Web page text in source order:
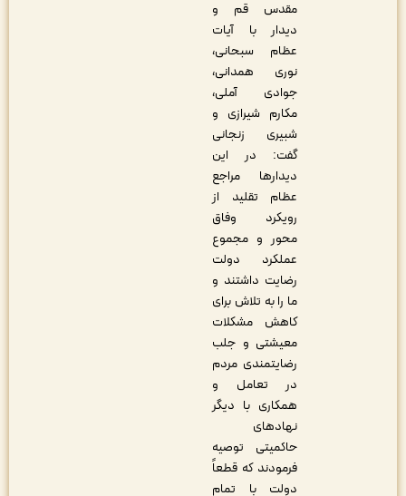
مقدس قم و
دیدار با آیات
عظام سبحانی،
نوری همدانی،
‌جوادی آملی،
مکارم شیرازی و
شبیری زنجانی
گفت‌:‌ در این
دیدار‌ها مراجع
عظام تقلید از
رویکرد وفاق
محور و مجموع
عملکرد دولت
رضایت داشتند و
ما را به تلاش برای
کاهش مشکلات
معیشتی و جلب
رضایتمندی مردم
در تعامل و
همکاری با دیگر
نهادهای
حاکمیتی توصیه
فرمودند که قطعاً
دولت با تمام